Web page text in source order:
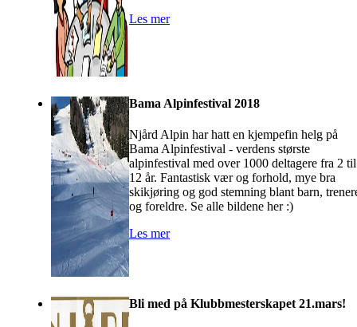
Les mer
Bama Alpinfestival 2018
Njård Alpin har hatt en kjempefin helg på
Bama Alpinfestival - verdens største
alpinfestival med over 1000 deltagere fra 2 til
12 år. Fantastisk vær og forhold, mye bra
skikjøring og god stemning blant barn,
og foreldre. Se alle bildene her :)
Les mer
Bli med på Klubbmesterskapet 21.mars!